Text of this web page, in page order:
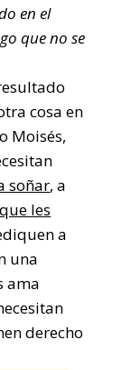
en el
que no se
cosa en
Moisés,
soñar, a
que les
a
una
ama
derecho